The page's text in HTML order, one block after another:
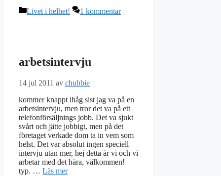
Kategorier
Livet i helhet! 1 kommentar
arbetsintervju
14 jul 2011 av chubbie
kommer knappt ihåg sist jag va på en
arbetsintervju, men tror det va på ett
telefonförsäljnings jobb. Det va sjukt
svårt och jätte jobbigt, men på det
företaget verkade dom ta in vem som
helst. Det var absolut ingen speciell
intervju utan mer, hej detta är vi och vi
arbetar med det hära, välkommen!
typ. … Läs mer